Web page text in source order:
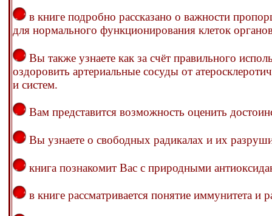
в книге подробно рассказано о важности
для нормального функционирования клеток
Вы также узнаете как за счёт правильного
оздоровить артериальные сосуды от
и систем.
Вам представится возможность оценить
Вы узнаете о свободных радикалах и их
книга познакомит Вас с природными
в книге рассматривается понятие иммунитета и